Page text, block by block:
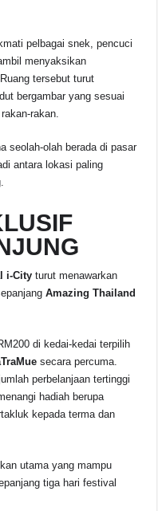
pelbagai snek, pencuci
menyaksikan
tersebut turut
bergambar yang sesuai
rakan.
seolah-olah berada di pasar
antara lokasi paling
i-City turut menawarkan
Amazing Thailand
di kedai-kedai terpilih
secara percuma.
perbelanjaan tertinggi
hadiah berupa
kepada terma dan
utama yang mampu
tiga hari festival